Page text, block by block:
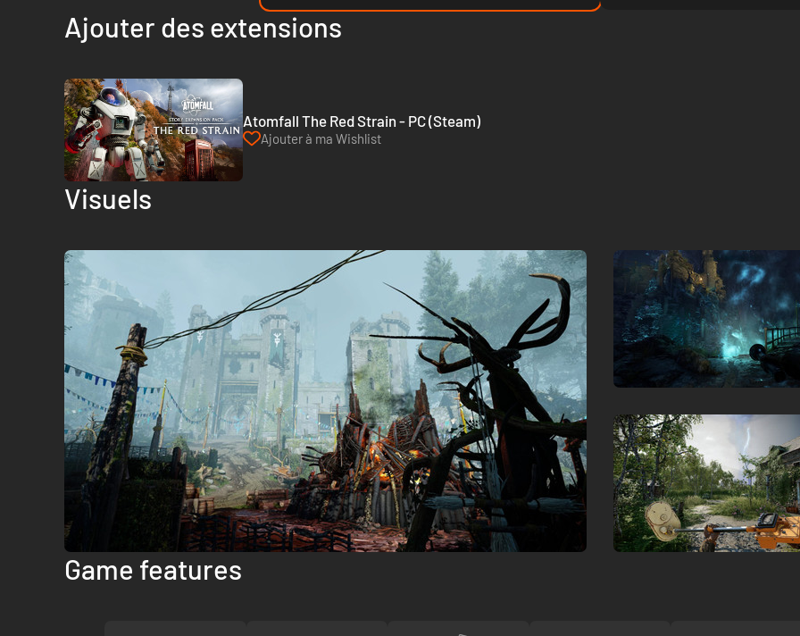
Ajouter des extensions
Atomfall The Red Strain - PC (Steam)
Ajouter à ma Wishlist
Visuels
Game features